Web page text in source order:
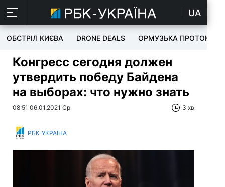
UA
ОБСТРІЛ КИЄВА DRONE DEALS ОРМУЗЬКА ПРОТОКА
Конгресс сегодня должен
утвердить победу Байдена
на выборах: что нужно знать
08:51 06.01.2021 Ср 3 хв
РБК-УКРАЇНА